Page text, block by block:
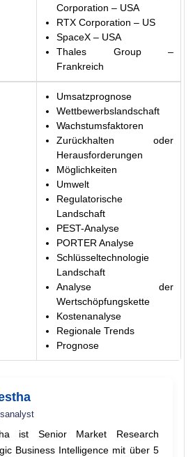
Corporation – USA
RTX Corporation – US
SpaceX – USA
Thales Group –
Frankreich
Umsatzprognose
Wettbewerbslandschaft
Wachstumsfaktoren
Zurückhalten oder
Herausforderungen
Möglichkeiten
Umwelt
Regulatorische
Landschaft
PEST-Analyse
PORTER Analyse
Schlüsseltechnologie
Landschaft
Analyse der
Wertschöpfungskette
Kostenanalyse
Regionale Trends
Prognose
ist Senior Market Research
Business Intelligence mit über 5